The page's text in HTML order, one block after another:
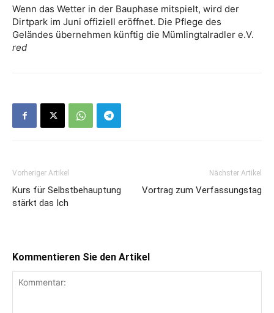
Wenn das Wetter in der Bauphase mitspielt, wird der
Dirtpark im Juni offiziell eröffnet. Die Pflege des
Geländes übernehmen künftig die Mümlingtalradler e.V.
red
Vorheriger Artikel
Kurs für Selbstbehauptung
stärkt das Ich
Nächster Artikel
Vortrag zum Verfassungstag
Kommentieren Sie den Artikel